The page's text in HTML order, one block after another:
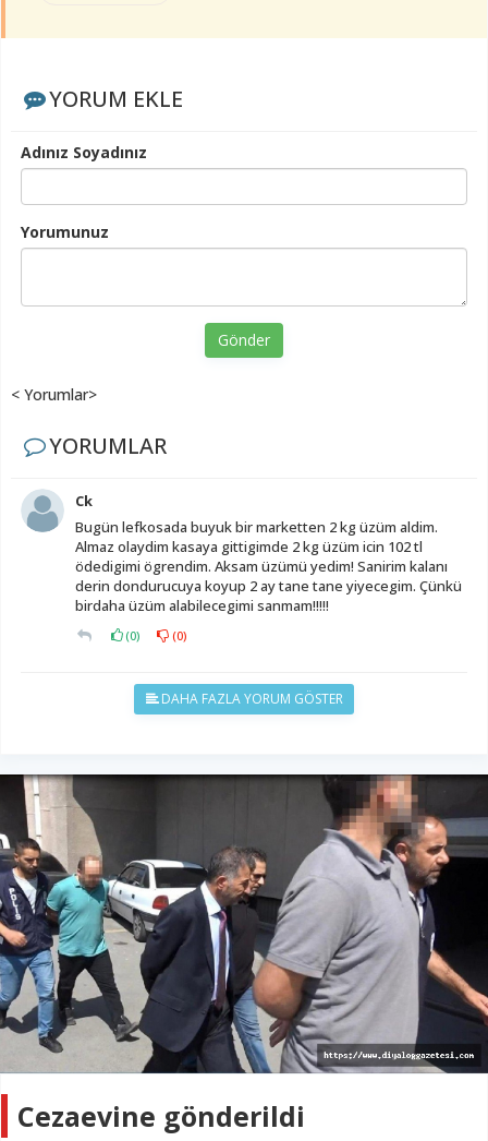
YORUM EKLE
Adınız Soyadınız
Yorumunuz
Gönder
< Yorumlar>
YORUMLAR
Ck
Bugün lefkosada buyuk bir marketten 2 kg üzüm aldim.
Almaz olaydim kasaya gittigimde 2 kg üzüm icin 102 tl
ödedigimi ögrendim. Aksam üzümü yedim! Sanirim kalanı
derin dondurucuya koyup 2 ay tane tane yiyecegim. Çünkü
birdaha üzüm alabilecegimi sanmam!!!!!
(0) (0)
DAHA FAZLA YORUM GÖSTER
Cezaevine gönderildi